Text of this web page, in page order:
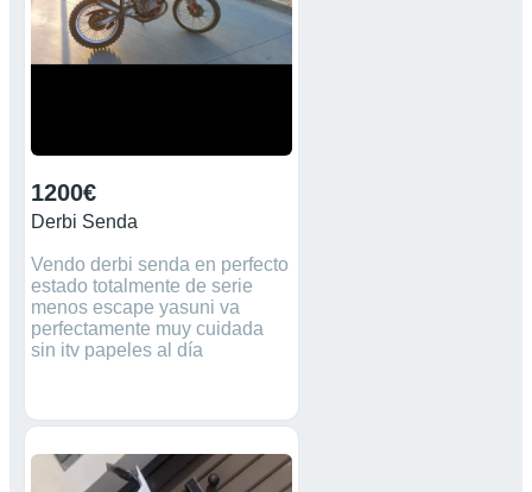
1200€
Derbi Senda
Vendo derbi senda en perfecto
estado totalmente de serie
menos escape yasuni va
perfectamente muy cuidada
sin itv papeles al día